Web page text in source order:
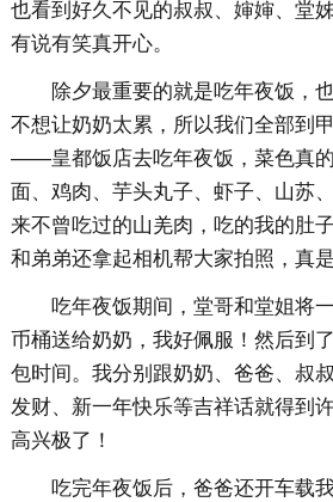
也看到好久不见的叔叔、婶婶、堂
有说有笑真开心。
除夕最重要的就是吃年夜饭，
不想让奶奶太累，所以我们全部到
——皇都饭店去吃年夜饭，菜色真
面、鸡肉、芋头丸子、虾子、山苏
来不曾吃过的山羌肉，吃的我的肚
和弟弟还拿起相机帮大家拍照，真
吃年夜饭期间，堂哥和堂姐将
币桶送给奶奶，我好佩服！然后到
包时间。我分别跟奶奶、爸爸、叔
发财、新一年快乐等吉祥话就得到
高兴极了！
吃完年夜饭后，爸爸还开车载